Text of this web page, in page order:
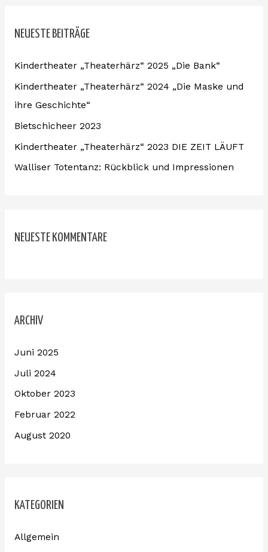
e
n
a
c
h
:
NEUESTE BEITRÄGE
Kindertheater „Theaterhärz“ 2025 „Die Bank“
Kindertheater „Theaterhärz“ 2024 „Die Maske und
ihre Geschichte“
Bietschicheer 2023
Kindertheater „Theaterhärz“ 2023 DIE ZEIT LÄUFT
Walliser Totentanz: Rückblick und Impressionen
NEUESTE KOMMENTARE
ARCHIV
Juni 2025
Juli 2024
Oktober 2023
Februar 2022
August 2020
KATEGORIEN
Allgemein